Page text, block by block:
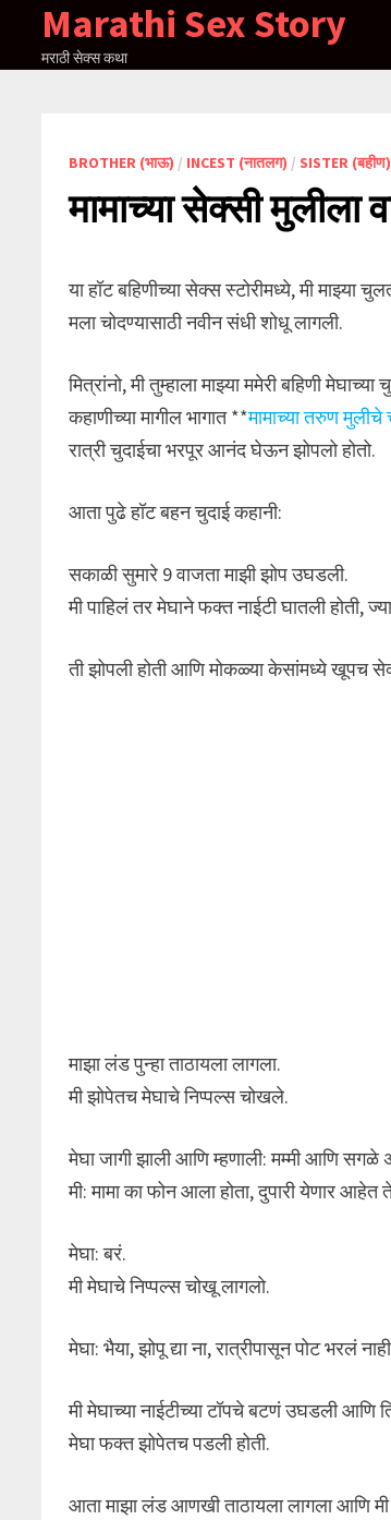
content
Marathi Sex Story
मराठी सेक्स कथा
BROTHER (भाऊ) / INCEST (नातलग) / SISTER (बहीण)
मामाच्या सेक्सी मुलीला
या हॉट बहिणीच्या सेक्स स्टोरीमध्ये, मी माझ्या
मला चोदण्यासाठी नवीन संधी शोधू लागली.
मित्रांनो, मी तुम्हाला माझ्या ममेरी बहिणी मेघाच्या
कहाणीच्या मागील भागात **मामाच्या तरुण मुलीचे
रात्री चुदाईचा भरपूर आनंद घेऊन झोपलो होतो.
आता पुढे हॉट बहन चुदाई कहानी:
सकाळी सुमारे 9 वाजता माझी झोप उघडली.
मी पाहिलं तर मेघाने फक्त नाईटी घातली होती,
ती झोपली होती आणि मोकळ्या केसांमध्ये खूपच
माझा लंड पुन्हा ताठायला लागला.
मी झोपेतच मेघाचे निप्पल्स चोखले.
मेघा जागी झाली आणि म्हणाली: मम्मी आणि
मी: मामा का फोन आला होता, दुपारी येणार आहेत
मेघा: बरं.
मी मेघाचे निप्पल्स चोखू लागलो.
मेघा: भैया, झोपू द्या ना, रात्रीपासून पोट भरलं
मी मेघाच्या नाईटीच्या टॉपचे बटणं उघडली
मेघा फक्त झोपेतच पडली होती.
आता माझा लंड आणखी ताठायला लागला आणि